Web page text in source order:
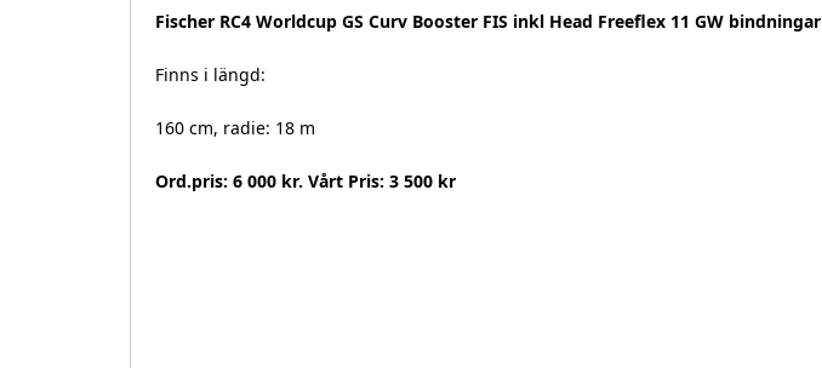
Fischer RC4 Worldcup GS Curv Booster FIS inkl Head Freeflex 11 GW bindningar
Finns i längd:
160 cm, radie: 18 m
Ord.pris: 6 000 kr. Vårt Pris: 3 500 kr